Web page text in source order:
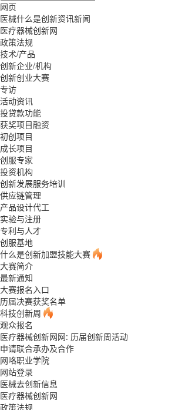
网页
医械什么是创新资讯新闻
医疗器械创新网
政策法规
技术/产品
创新企业/机构
创新创业大赛
专访
活动资讯
投贷款功能
获奖项目融资
初创项目
成长项目
创服专家
投资机构
创新发展服务培训
供应链管理
产品设计代工
实验与注册
专利与人才
创服基地
什么是创新加盟技能大赛
大赛简介
最新通知
大赛报名入口
历届决赛获奖名单
科技创新周
观众报名
医疗器械创新网网: 历届创新周活动
申请联合承办及合作
网咯职业学院
网站登录
医械去创新信息
医疗器械创新网
政策法规